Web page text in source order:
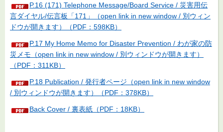
P.16 (171) Telephone Message/Board Service / 災害用伝
言ダイヤル/伝言板「171」（open link in new window / 別ウィン
ドウが開きます）（PDF：598KB）
P.17 My Home Memo for Disaster Prevention / わが家の防
災メモ（open link in new window / 別ウィンドウが開きます）
（PDF：311KB）
P.18 Publication / 発行者ページ（open link in new window
/ 別ウィンドウが開きます）（PDF：378KB）
Back Cover / 裏表紙（PDF：18KB）